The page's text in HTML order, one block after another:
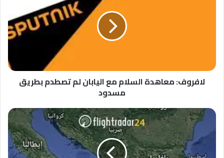
مسدود
لافروف: معاهدة السلام مع اليابان لم تصطدم بطريق
مسدود
أنباء
وفاة
شخص